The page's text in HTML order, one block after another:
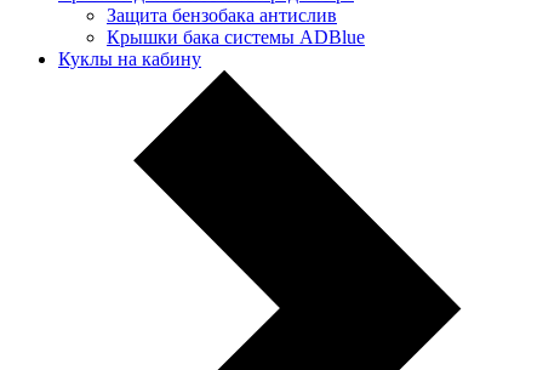
Защита бензобака антислив
Крышки бака системы ADBlue
Куклы на кабину